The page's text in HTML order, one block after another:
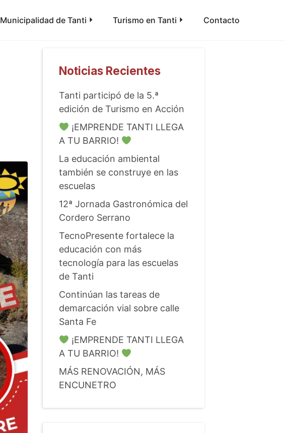
Municipalidad de Tanti Turismo en Tanti Contacto
Noticias Recientes
Tanti participó de la 5.ª
edición de Turismo en Acción
¡EMPRENDE TANTI LLEGA
A TU BARRIO!
La educación ambiental
también se construye en las
escuelas
12ª Jornada Gastronómica del
Cordero Serrano
TecnoPresente fortalece la
educación con más
tecnología para las escuelas
de Tanti
Continúan las tareas de
demarcación vial sobre calle
Santa Fe
¡EMPRENDE TANTI LLEGA
A TU BARRIO!
MÁS RENOVACIÓN, MÁS
ENCUNETRO